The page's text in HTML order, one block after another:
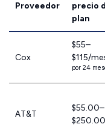
Proveedor
precio
plan
Cox
$55–
$115/
por 24
AT&T
$55.00–